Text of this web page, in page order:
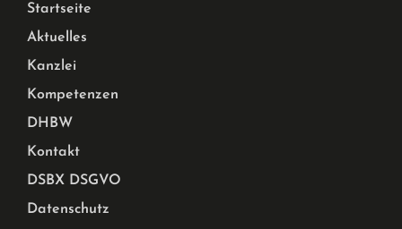
Startseite
Aktuelles
Kanzlei
Kompetenzen
DHBW
Kontakt
DSBX DSGVO
Datenschutz